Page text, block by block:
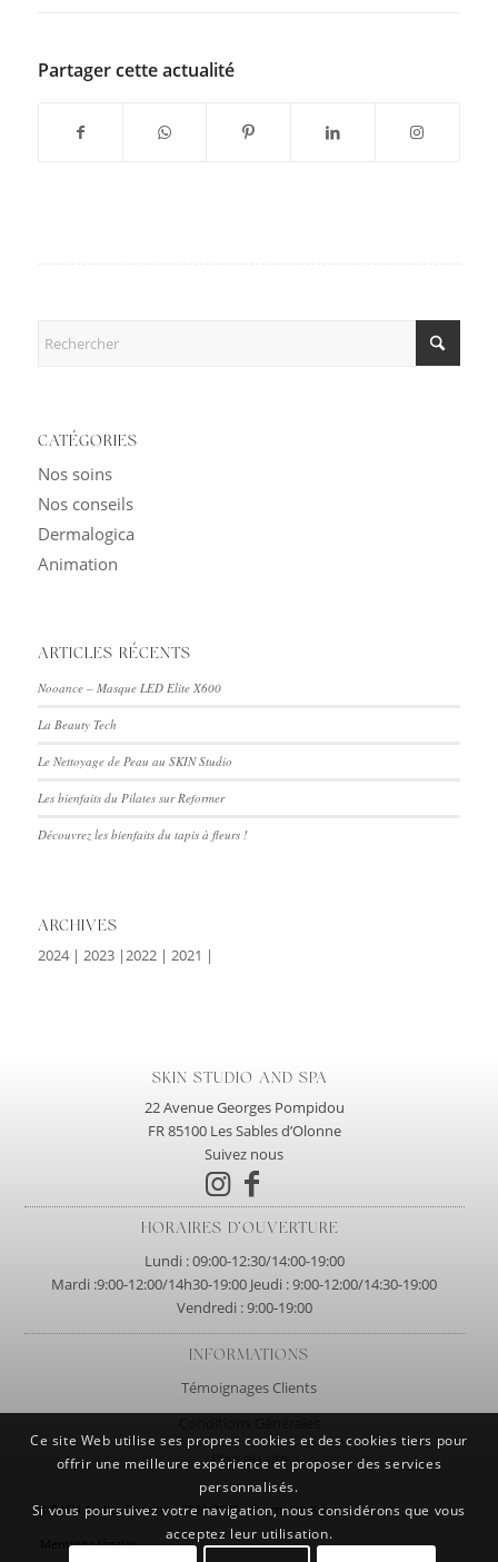
Partager cette actualité
CATÉGORIES
Nos soins
Nos conseils
Dermalogica
Animation
ARTICLES RÉCENTS
Nooance – Masque LED Elite X600
La Beauty Tech
Le Nettoyage de Peau au SKIN Studio
Les bienfaits du Pilates sur Reformer
Découvrez les bienfaits du tapis à fleurs !
ARCHIVES
2024| 2023|2022| 2021 |
SKIN STUDIO AND SPA
22 Avenue Georges Pompidou
FR 85100 Les Sables d’Olonne
Suivez nous
HORAIRES D’OUVERTURE
Lundi : 09:00-12:30/14:00-19:00
Mardi :9:00-12:00/14h30-19:00 Jeudi : 9:00-12:00/14:30-19:00
Vendredi : 9:00-19:00
INFORMATIONS
Témoignages Clients
Plan du site
© SASU Atelier Corinne - 2021/2026 - Theme by Kriesi
Mentions légales
Ce site Web utilise ses propres cookies et des cookies tiers pour
offrir une meilleure expérience et proposer des services
personnalisés.
Si vous poursuivez votre navigation, nous considérons que vous
acceptez leur utilisation.